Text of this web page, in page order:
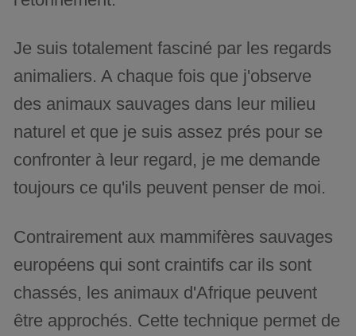
Je suis totalement fasciné par les regards
animaliers. A chaque fois que j'observe
des animaux sauvages dans leur milieu
naturel et que je suis assez prés pour se
confronter à leur regard, je me demande
toujours ce qu'ils peuvent penser de moi.
Contrairement aux mammifères sauvages
européens qui sont craintifs car ils sont
chassés, les animaux d'Afrique peuvent
être approchés. Cette technique permet de